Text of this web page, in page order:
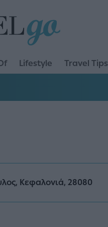
Lifestyle Travel Tips
Κεφαλονιά, 28080